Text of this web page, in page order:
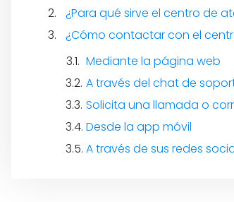
¿Para qué sirve el centro de
¿Cómo contactar con el
Mediante la página web
A través del chat de
Solicita una llamada o
Desde la app móvil
A través de sus redes